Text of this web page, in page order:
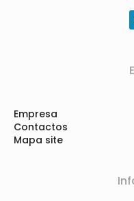
Empresa
Contactos
Mapa site